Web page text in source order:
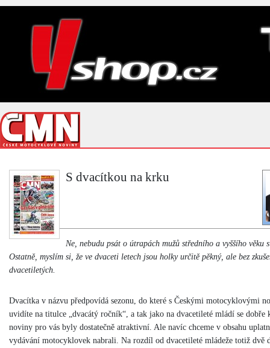
S dvacítkou na krku
Ne, nebudu psát o útrapách mužů středního a vyššího
Ostatně, myslím si, že ve dvaceti letech jsou holky určitě pěkný, ale bez
dvacetiletých.
Dvacítka v názvu předpovídá sezonu, do které s Českými motocyklovými
uvidíte na titulce „dvacátý ročník“, a tak jako na dvacetileté mládí se
noviny pro vás byly dostatečně atraktivní. Ale navíc chceme v obsahu
vydávání motocyklovek nabrali. Na rozdíl od dvacetileté mládeže totiž dvě